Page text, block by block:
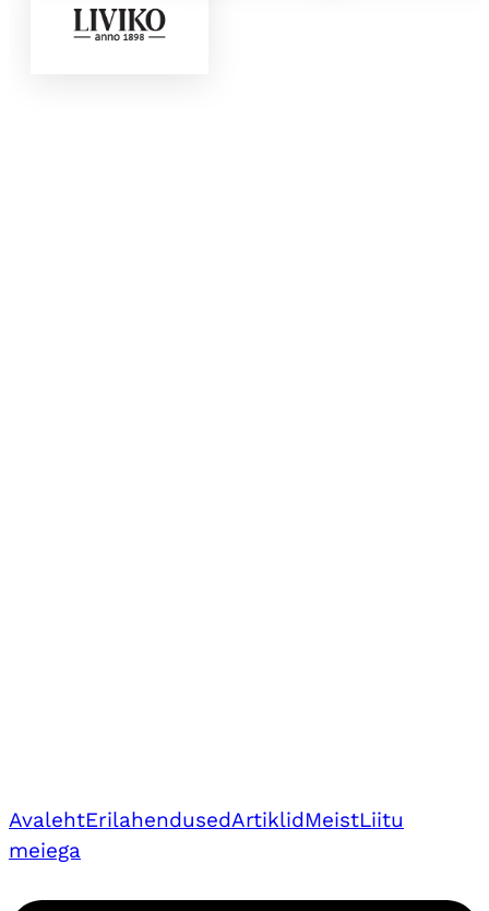
AvalehtErilahendusedArtiklidMeistLiitu
meiega